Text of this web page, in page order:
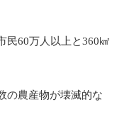
民60万人以上と360㎢
の農産物が壊滅的な